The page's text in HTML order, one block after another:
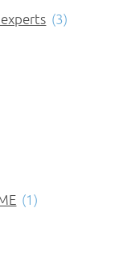
(3)
(1)